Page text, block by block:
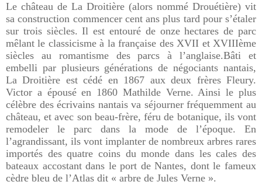
Le château de La Droitière (alors nommé Drouétière) vit
sa construction commencer cent ans plus tard pour s’étaler
sur trois siècles. Il est entouré de onze hectares de parc
mêlant le classicisme à la française des XVII et XVIIIème
siècles au romantisme des parcs à l’anglaise.Bâti et
embelli par plusieurs générations de négociants nantais,
La Droitière est cédé en 1867 aux deux frères Fleury.
Victor a épousé en 1860 Mathilde Verne. Ainsi le plus
célèbre des écrivains nantais va séjourner fréquemment au
château, et avec son beau-frère, féru de botanique, ils vont
remodeler le parc dans la mode de l’époque. En
l’agrandissant, ils vont implanter de nombreux arbres rares
importés des quatre coins du monde dans les cales des
bateaux accostant dans le port de Nantes, dont le fameux
cèdre bleu de l’Atlas dit « arbre de Jules Verne ».